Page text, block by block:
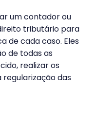
um contador ou
tributário para
de cada caso. Eles
de todas as
realizar os
das